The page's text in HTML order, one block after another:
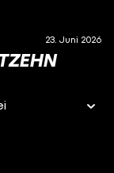
23. Juni 2026